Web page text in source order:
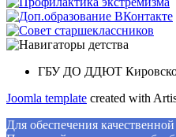
ГБУ ДО ДДЮТ
Joomla template created with
Для обеспечения